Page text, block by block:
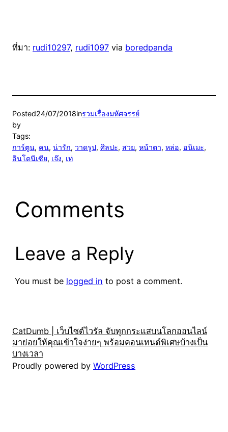
ที่มา: rudi10297, rudi1097 via boredpanda
Posted24/07/2018inรวมเรื่องมหัศจรรย์
by
Tags:
การ์ตูน, คน, น่ารัก, วาดรูป, ศิลปะ, สวย, หน้าตา, หล่อ, อนิเมะ
อินโดนีเซีย, เจ๊ง, เท่
Comments
Leave a Reply
You must be logged in to post a comment.
CatDumb | เว็บไซต์ไวรัล จับทุกกระแสบนโลกออนไลน์
มาย่อยให้คุณเข้าใจง่ายๆ พร้อมคอนเทนต์พิเศษบ้างเป็น
บางเวลา
Proudly powered by WordPress